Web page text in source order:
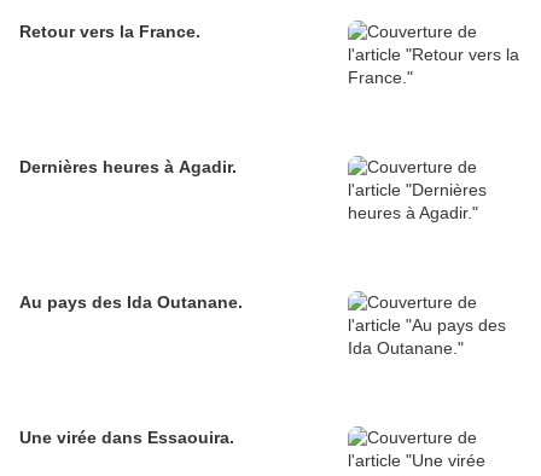
Retour vers la France.
Dernières heures à Agadir.
Au pays des Ida Outanane.
Une virée dans Essaouira.